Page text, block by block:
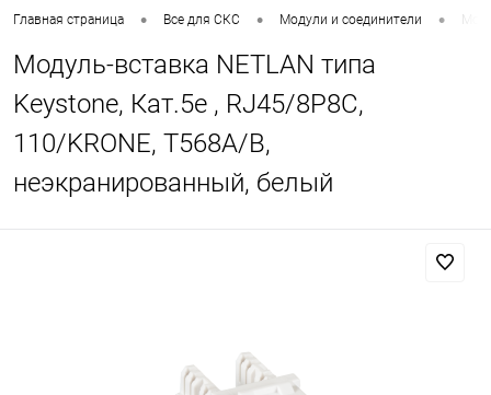
Главная страница • Все для СКС • Модули и соединители •
Модуль-вставка NETLAN типа
Keystone, Кат.5e , RJ45/8P8C,
110/KRONE, T568A/B,
неэкранированный, белый